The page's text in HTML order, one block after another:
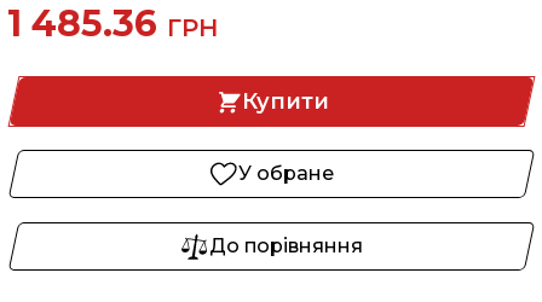
1 485.36 ГРН
Купити
У обране
До порівняння